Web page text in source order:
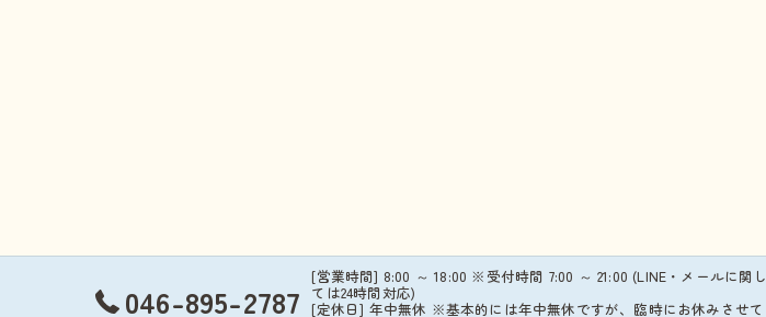
046-895-2787
[営業時間] 8:00 ～ 18:00 ※受付時間 7:00 ～ 21:00 (LINE・メールに関し
ては24時間対応)
[定休日] 年中無休 ※基本的には年中無休ですが、臨時にお休みさせて